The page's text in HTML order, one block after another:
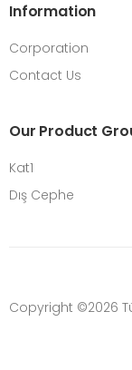
Information
Corporation
Contact Us
Our Product
Kat1
Dış Cephe
Copyright ©2026